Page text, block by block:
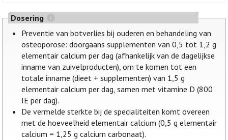
Dosering
Preventie van botverlies bij ouderen en behandeling van
osteoporose: doorgaans supplementen van 0,5 tot 1,2 g
elementair calcium per dag (afhankelijk van de dagelijkse
inname van zuivelproducten), om te komen tot een
totale inname (dieet + supplementen) van 1,5 g
elementair calcium per dag, samen met vitamine D (800
IE per dag).
De vermelde sterkte bij de specialiteiten komt overeen
met de hoeveelheid elementair calcium (0,5 g elementair
calcium = 1,25 g calcium carbonaat).